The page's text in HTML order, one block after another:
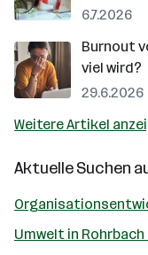
6.7.2026
Burnout
viel wird?
29.6.2026
Weitere Artikel
Aktuelle Suchen
Umwelt in Rohrbach